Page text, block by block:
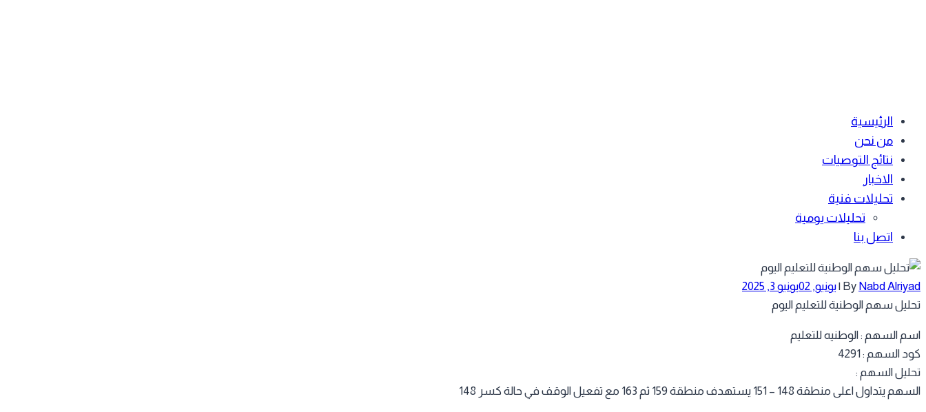
الرئيسية
من نحن
نتائج التوصيات
الاخبار
تحليلات فنية
تحليلات يومية
اتصل بنا
By Nabd Alriyad
|يونيو, 02
يونيو 3, 2025
تحليل سهم الوطنية للتعليم اليوم
اسم السهم : الوطنيه للتعليم
كود السهم : 4291
تحليل السهم :
السهم يتداول اعلى منطقة 148 – 151 يستهدف منطقة 159 ثم 163 مع تفعيل الوقف في حالة كسر 148